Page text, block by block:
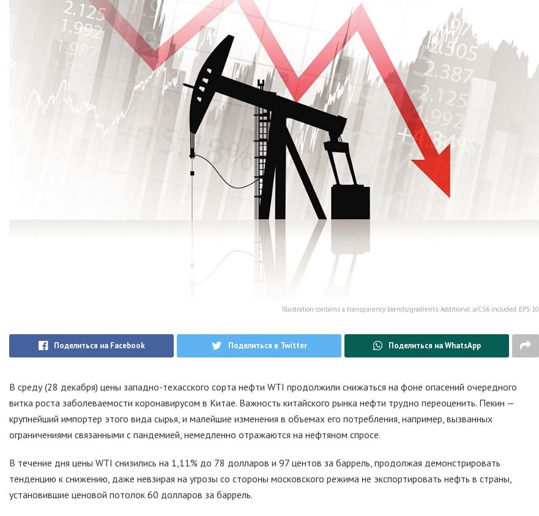
Illustration contains a transparency blends/gradients. Additional .aiCS6 included. EPS 10
Поделиться на Facebook Поделиться в Twitter Поделиться на WhatsApp
В среду (28 декабря) цены западно-техасского сорта нефти WTI продолжили снижаться на фоне опасений очередного
витка роста заболеваемости коронавирусом в Китае. Важность китайского рынка нефти трудно переоценить. Пекин —
крупнейший импортер этого вида сырья, и малейшие изменения в объемах его потребления, например, вызванных
ограничениями связанными с пандемией, немедленно отражаются на нефтяном спросе.
В течение дня цены WTI снизились на 1,11% до 78 долларов и 97 центов за баррель, продолжая демонстрировать
тенденцию к снижению, даже невзирая на угрозы со стороны московского режима не экспортировать нефть в страны,
установившие ценовой потолок 60 долларов за баррель.